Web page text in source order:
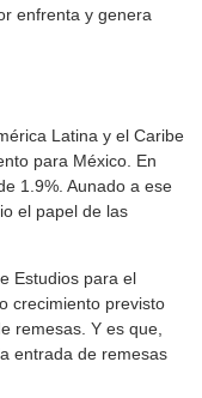
enfrenta y genera
Latina y el Caribe
para México. En
1.9%. Aunado a ese
el papel de las
Estudios para el
crecimiento previsto
remesas. Y es que,
entrada de remesas